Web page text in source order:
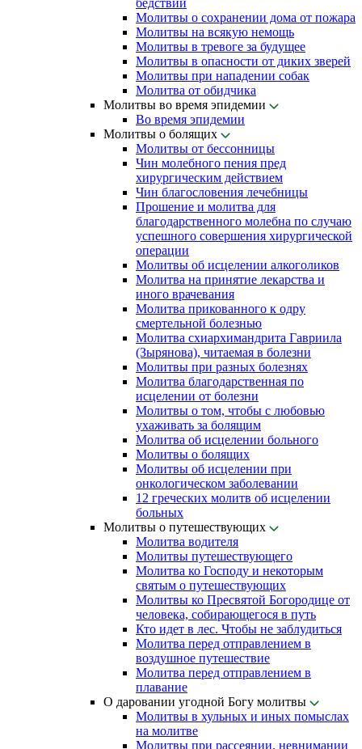
бедствий
Молитвы о сохранении дома от пожара
Молитвы на всякую немощь
Молитвы в тревоге за будущее
Молитвы в опасности от диких зверей
Молитвы при нападении собак
Молитва от обидчика
Молитвы во время эпидемии
Во время эпидемии
Молитвы о болящих
Молитвы от бессонницы
Чин молебного пения пред
хирургическим действием
Чин благословения лечебницы
Прошение и молитва для
благодарственного молебна по случаю
успешного совершения хирургической
операции
Молитвы об исцелении алкоголиков
Молитва на принятие лекарства и
иного врачевания
Молитва прикованного к одру
смертельной болезнью
Молитва схиархимандрита Гавриила
(Зырянова), читаемая в болезни
Молитвы при разных болезнях
Молитва благодарственная по
исцелении от болезни
Молитвы о том, чтобы с любовью
ухаживать за болящим
Молитва об исцелении больного
Молитвы о болящих
Молитвы об исцелении при
онкологическом заболевании
12 греческих молитв об исцелении
больных
Молитвы о путешествующих
Молитва водителя
Молитвы путешествующего
Молитва ко Господу и некоторым
святым о путешествующих
Молитвы ко Пресвятой Богородице от
человека, собирающегося в путь
Кто идет в лес. Чтобы не заблудиться
Молитва перед отправлением в
воздушное путешествие
Молитва перед отправлением в
плавание
О даровании угодной Богу молитвы
Молитвы в хульных и иных помыслах
на молитве
Молитвы при рассеянии, невнимании